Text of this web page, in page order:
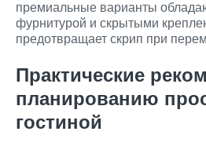
премиальные варианты
фурнитурой и скрытыми
предотвращает скрип при
Практические
планированию
гостиной